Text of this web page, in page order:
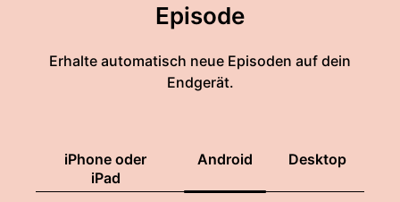
Episode
Erhalte automatisch neue Episoden auf dein
Endgerät.
iPhone oder
iPad
Android Desktop